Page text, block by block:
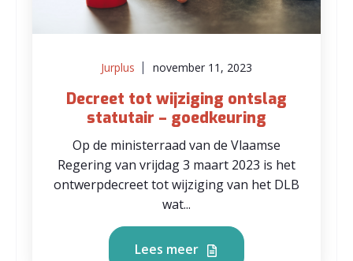
Jurplus november 11, 2023
Decreet tot wijziging ontslag
statutair – goedkeuring
Op de ministerraad van de Vlaamse
Regering van vrijdag 3 maart 2023 is het
ontwerpdecreet tot wijziging van het DLB
wat...
Lees meer